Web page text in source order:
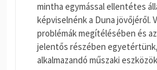
mintha egymással ellentétes
képviselnénk a Duna jövőjéről.
problémák megítélésében és
jelentős részében
alkalmazandó műszaki